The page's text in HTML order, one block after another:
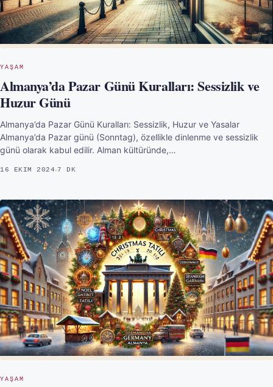
YAŞAM
Almanya’da Pazar Günü Kuralları: Sessizlik ve
Huzur Günü
Almanya’da Pazar Günü Kuralları: Sessizlik, Huzur ve Yasalar
Almanya’da Pazar günü (Sonntag), özellikle dinlenme ve sessizlik
günü olarak kabul edilir. Alman kültüründe,…
16 EKIM 2024 7 DK
YAŞAM